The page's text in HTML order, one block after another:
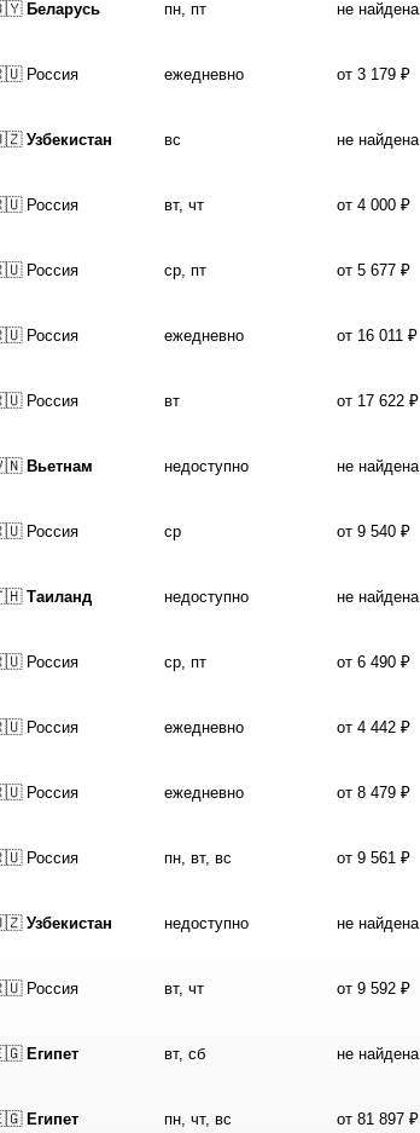
Беларусь пн, пт не найдена
Россия ежедневно от 3 179 ₽
Узбекистан вс не найдена
Россия вт, чт от 4 000 ₽
Россия ср, пт от 5 677 ₽
Россия ежедневно от 16 011 ₽
Россия вт от 17 622 ₽
Вьетнам недоступно не найдена
Россия ср от 9 540 ₽
Таиланд недоступно не найдена
Россия ср, пт от 6 490 ₽
Россия ежедневно от 4 442 ₽
Россия ежедневно от 8 479 ₽
Россия пн, вт, вс от 9 561 ₽
Узбекистан недоступно не найдена
Россия вт, чт от 9 592 ₽
Египет вт, сб не найдена
Египет пн, чт, вс от 81 897 ₽